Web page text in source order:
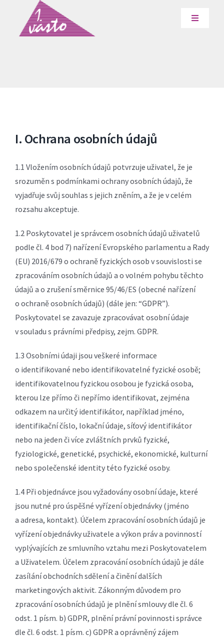
obsah
Toggle
Reference
Volná místa
I. Ochrana osobních údajů
1.1 Vložením osobních údajů potvrzuje uživatel, že je
srozuměn s podmínkami ochrany osobních údajů, že
vyjadřuje svůj souhlas s jejich zněním, a že je v celém
rozsahu akceptuje.
1.2 Poskytovatel je správcem osobních údajů uživatelů
podle čl. 4 bod 7) nařízení Evropského parlamentu a Rady
(EU) 2016/679 o ochraně fyzických osob v souvislosti se
zpracováním osobních údajů a o volném pohybu těchto
údajů a o zrušení směrnice 95/46/ES (obecné nařízení
o ochraně osobních údajů) (dále jen: “GDPR”).
Poskytovatel se zavazuje zpracovávat osobní údaje
v souladu s právními předpisy, zejm. GDPR.
1.3 Osobními údaji jsou veškeré informace
o identifikované nebo identifikovatelné fyzické osobě;
identifikovatelnou fyzickou osobou je fyzická osoba,
kterou lze přímo či nepřímo identifikovat, zejména
odkazem na určitý identifikátor, například jméno,
identifikační číslo, lokační údaje, síťový identifikátor
nebo na jeden či více zvláštních prvků fyzické,
fyziologické, genetické, psychické, ekonomické, kulturní
nebo společenské identity této fyzické osoby.
1.4 Při objednávce jsou vyžadovány osobní údaje, které
jsou nutné pro úspěšné vyřízení objednávky (jméno
a adresa, kontakt). Účelem zpracování osobních údajů je
vyřízení objednávky uživatele a výkon práv a povinností
vyplývajících ze smluvního vztahu mezi Poskytovatelem
a Uživatelem. Účelem zpracování osobních údajů je dále
zasílání obchodních sdělení a činění dalších
marketingových aktivit. Zákonným důvodem pro
zpracování osobních údajů je plnění smlouvy dle čl. 6
odst. 1 písm. b) GDPR, plnění právní povinnosti správce
dle čl. 6 odst. 1 písm. c) GDPR a oprávněný zájem